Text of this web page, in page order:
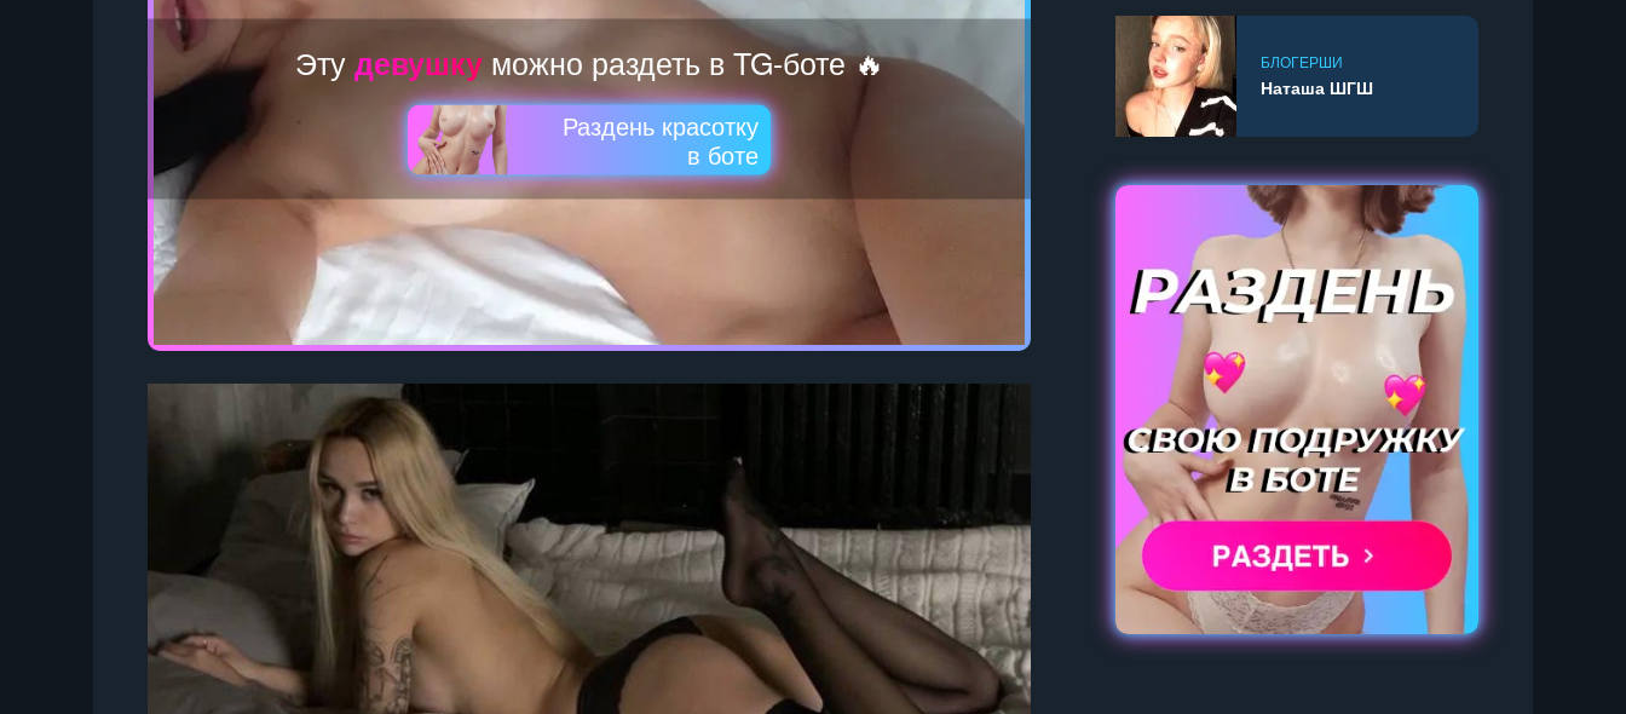
Этудевушкуможно раздеть в TG-боте 🔥
Раздень красотку
в боте
БЛОГЕРШИ
Наташа ШГШ